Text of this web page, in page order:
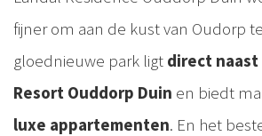
fijner om aan de kust van Oudorp
gloednieuwe park ligt direct naast
Resort Ouddorp Duin en biedt
luxe appartementen. En het